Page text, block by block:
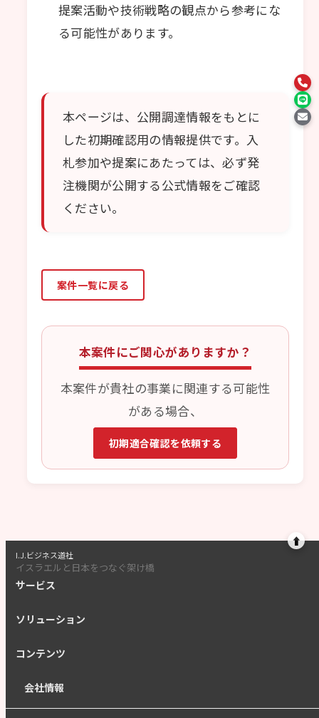
提案活動や技術戦略の観点から参考にな
る可能性があります。
本ページは、公開調達情報をもとに
した初期確認用の情報提供です。入
札参加や提案にあたっては、必ず発
注機関が公開する公式情報をご確認
ください。
案件一覧に戻る
本案件にご関心がありますか？
本案件が貴社の事業に関連する可能性
がある場合、
初期適合確認を依頼する
⬆
I.J.ビジネス道社
イスラエルと日本をつなぐ架け橋
サービス
ソリューション
コンテンツ
会社情報